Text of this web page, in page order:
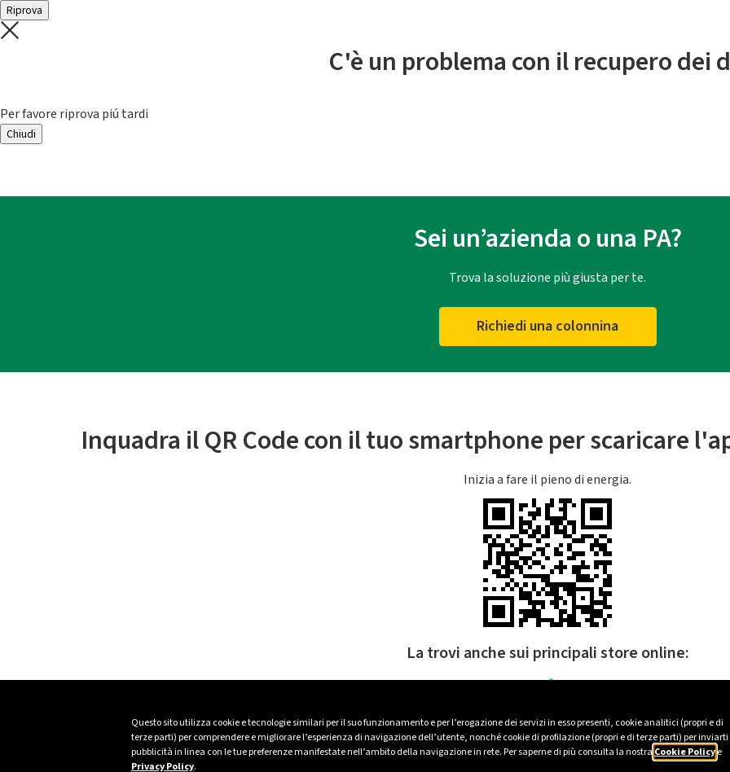
Questo sito utilizza cookie e tecnologie similari per il suo funzionamento e per l’erogazione dei servizi in esso presenti, cookie analitici (propri e di
terze parti) per comprendere e migliorare l’esperienza di navigazione dell’utente, nonché cookie di profilazione (propri e di terze parti) per inviarti
pubblicità in linea con le tue preferenze manifestate nell’ambito della navigazione in rete. Per saperne di più consulta la nostra Cookie Policye
Privacy Policy.
Riprova
C'è un problema con il recupero dei
Per favore riprova piú tardi
Chiudi
Sei un’azienda o una PA?
Trova la soluzione più giusta per te.
Richiedi una colonnina
Inquadra il QR Code con il tuo smartphone per scaricare
Inizia a fare il pieno di energia.
La trovi anche sui principali store online: